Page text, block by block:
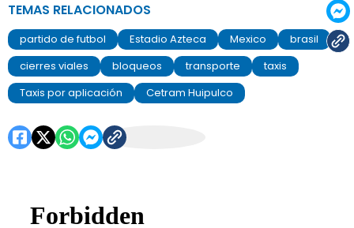
TEMAS RELACIONADOS
partido de futbol Estadio Azteca Mexico
brasil
cierres viales
bloqueos transporte
taxis
Taxis por aplicación
Cetram Huipulco